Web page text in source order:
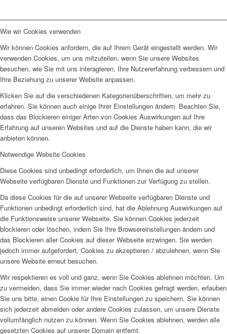
Wie wir Cookies verwenden
Wir können Cookies anfordern, die auf Ihrem Gerät eingestellt werden. Wir
verwenden Cookies, um uns mitzuteilen, wenn Sie unsere Websites
besuchen, wie Sie mit uns interagieren, Ihre Nutzererfahrung verbessern und
Ihre Beziehung zu unserer Website anpassen.
Klicken Sie auf die verschiedenen Kategorienüberschriften, um mehr zu
erfahren. Sie können auch einige Ihrer Einstellungen ändern. Beachten Sie,
dass das Blockieren einiger Arten von Cookies Auswirkungen auf Ihre
Erfahrung auf unseren Websites und auf die Dienste haben kann, die wir
anbieten können.
Notwendige Website Cookies
Diese Cookies sind unbedingt erforderlich, um Ihnen die auf unserer
Webseite verfügbaren Dienste und Funktionen zur Verfügung zu stellen.
Da diese Cookies für die auf unserer Webseite verfügbaren Dienste und
Funktionen unbedingt erforderlich sind, hat die Ablehnung Auswirkungen auf
die Funktionsweise unserer Webseite. Sie können Cookies jederzeit
blockieren oder löschen, indem Sie Ihre Browsereinstellungen ändern und
das Blockieren aller Cookies auf dieser Webseite erzwingen. Sie werden
jedoch immer aufgefordert, Cookies zu akzeptieren / abzulehnen, wenn Sie
unsere Website erneut besuchen.
Wir respektieren es voll und ganz, wenn Sie Cookies ablehnen möchten. Um
zu vermeiden, dass Sie immer wieder nach Cookies gefragt werden, erlauben
Sie uns bitte, einen Cookie für Ihre Einstellungen zu speichern. Sie können
sich jederzeit abmelden oder andere Cookies zulassen, um unsere Dienste
vollumfänglich nutzen zu können. Wenn Sie Cookies ablehnen, werden alle
gesetzten Cookies auf unserer Domain entfernt.